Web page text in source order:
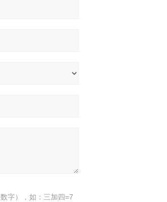
字），如：三加四=7